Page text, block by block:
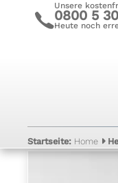
c
Unsere
0800 5
Heute noch
Startseite: Home